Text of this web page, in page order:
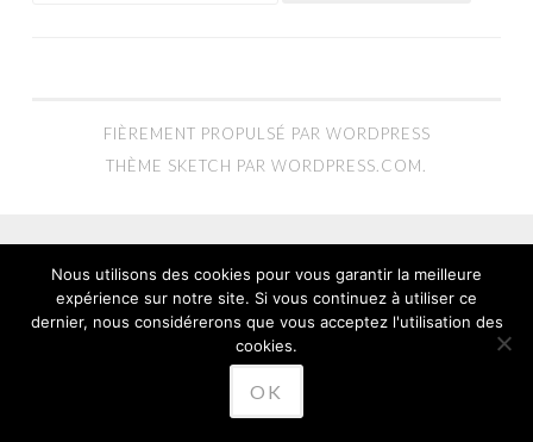
FIÈREMENT PROPULSÉ PAR WORDPRESS
THÈME SKETCH PAR WORDPRESS.COM
Nous utilisons des cookies pour vous garantir la meilleure
expérience sur notre site. Si vous continuez à utiliser ce
dernier, nous considérerons que vous acceptez l'utilisation des
cookies.
OK